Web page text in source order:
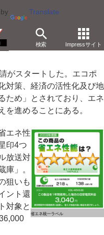
Translate
検索 Impressサイト
?
間消費電力量”
がスタートした。エコポ
対策、経済の活性化及び地
ため」とされており、エネ
を進めることにある。
省エネ統一ラベル
エネ性
印4つ
放送対
庫」。
狙いも
ント還
対象と